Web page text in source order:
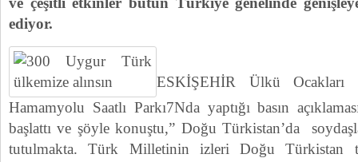
ediyor.
ESKİŞEHİR Ülkü Ocakları
Hamamyolu Saatlı Parkı7Nda yaptığı basın
başlattı ve şöyle konuştu,” Doğu Türkistan’da
tutulmakta. Türk Milletinin izleri Doğu Türkistan